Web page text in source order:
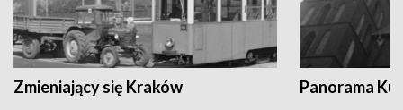
Zmieniający się Kraków Panorama